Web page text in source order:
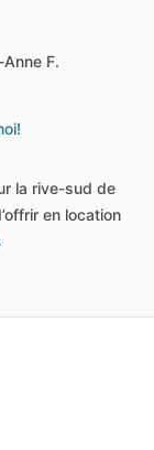
F.
la rive-sud de
en location